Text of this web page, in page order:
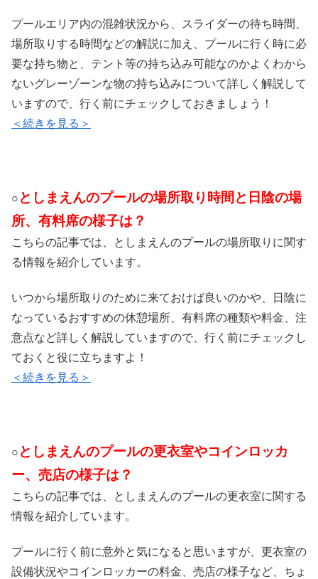
プールエリア内の混雑状況から、スライダーの待ち時間、
場所取りする時間などの解説に加え、プールに行く時に必
要な持ち物と、テント等の持ち込み可能なのかよくわから
ないグレーゾーンな物の持ち込みについて詳しく解説して
いますので、行く前にチェックしておきましょう！
＜続きを見る＞
○ としまえんのプールの場所取り時間と日陰の場
所、有料席の様子は？
こちらの記事では、としまえんのプールの場所取りに関す
る情報を紹介しています。
いつから場所取りのために来ておけば良いのかや、日陰に
なっているおすすめの休憩場所、有料席の種類や料金、注
意点など詳しく解説していますので、行く前にチェックし
ておくと役に立ちますよ！
＜続きを見る＞
○ としまえんのプールの更衣室やコインロッカ
ー、売店の様子は？
こちらの記事では、としまえんのプールの更衣室に関する
情報を紹介しています。
プールに行く前に意外と気になると思いますが、更衣室の
設備状況やコインロッカーの料金、売店の様子など、ちょ